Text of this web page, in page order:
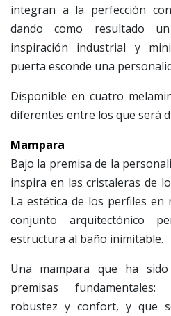
integran a la perfección
dando como resultado
inspiración industrial y
puerta esconde una
Disponible en cuatro
diferentes entre los que será
Mampara
Bajo la premisa de la
inspira en las cristaleras de
La estética de los perfiles
conjunto arquitectónico
estructura al baño inimitable.
Una mampara que ha
premisas fundamentales:
robustez y confort, y que